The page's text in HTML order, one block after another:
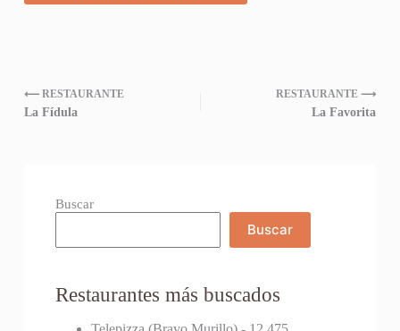
⟵ RESTAURANTE
La Fídula
RESTAURANTE ⟶
La Favorita
Buscar
Buscar
Restaurantes más buscados